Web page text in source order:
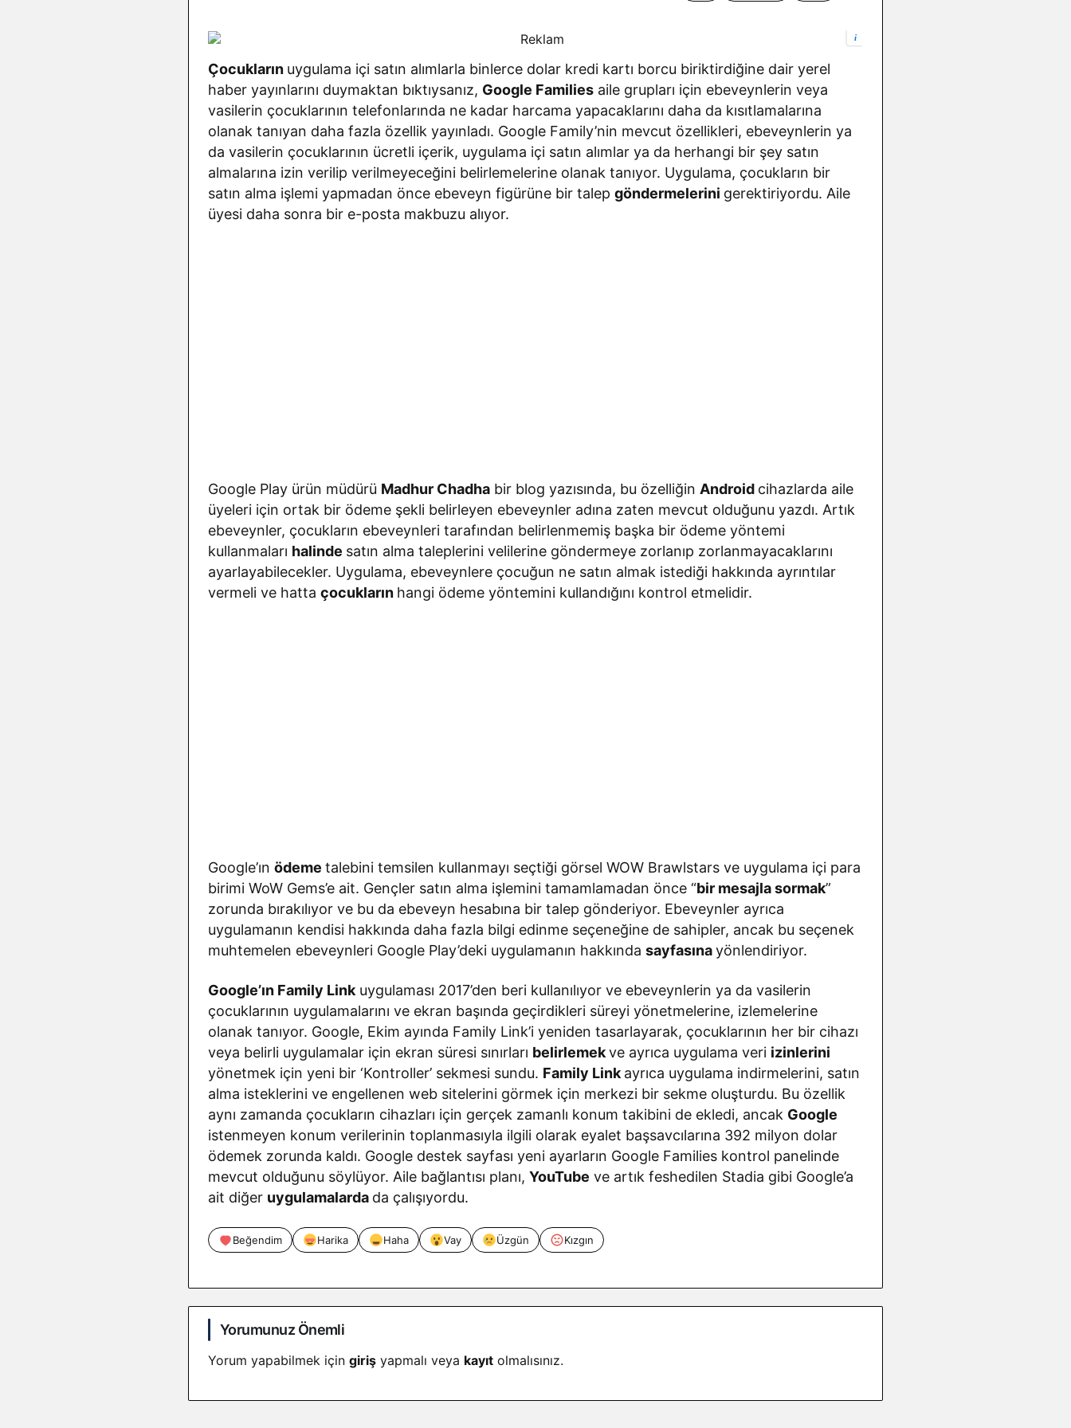
i
Çocukların uygulama içi satın alımlarla binlerce dolar kredi kartı borcu biriktirdiğine dair yerel
haber yayınlarını duymaktan bıktıysanız, Google Families aile grupları için ebeveynlerin veya
vasilerin çocuklarının telefonlarında ne kadar harcama yapacaklarını daha da kısıtlamalarına
olanak tanıyan daha fazla özellik yayınladı. Google Family’nin mevcut özellikleri, ebeveynlerin ya
da vasilerin çocuklarının ücretli içerik, uygulama içi satın alımlar ya da herhangi bir şey satın
almalarına izin verilip verilmeyeceğini belirlemelerine olanak tanıyor. Uygulama, çocukların bir
satın alma işlemi yapmadan önce ebeveyn figürüne bir talepgöndermelerini gerektiriyordu. Aile
üyesi daha sonra bir e-posta makbuzu alıyor.
Google Play ürün müdürü Madhur Chadha bir blog yazısında, bu özelliğin Android cihazlarda aile
üyeleri için ortak bir ödeme şekli belirleyen ebeveynler adına zaten mevcut olduğunu yazdı. Artık
ebeveynler, çocukların ebeveynleri tarafından belirlenmemiş başka bir ödeme yöntemi
kullanmaları halinde satın alma taleplerini velilerine göndermeye zorlanıp zorlanmayacaklarını
ayarlayabilecekler. Uygulama, ebeveynlere çocuğun ne satın almak istediği hakkında ayrıntılar
vermeli ve hattaçocukların hangi ödeme yöntemini kullandığını kontrol etmelidir.
Google’ınödemetalebini temsilen kullanmayı seçtiği görsel WOW Brawlstars ve uygulama içi para
birimi WoW Gems’e ait. Gençler satın alma işlemini tamamlamadan önce “bir mesajla sormak”
zorunda bırakılıyor ve bu da ebeveyn hesabına bir talep gönderiyor. Ebeveynler ayrıca
uygulamanın kendisi hakkında daha fazla bilgi edinme seçeneğine de sahipler, ancak bu seçenek
muhtemelen ebeveynleri Google Play’deki uygulamanın hakkındasayfasınayönlendiriyor.
Google’ın Family Link uygulaması 2017’den beri kullanılıyor ve ebeveynlerin ya da vasilerin
çocuklarının uygulamalarını ve ekran başında geçirdikleri süreyi yönetmelerine, izlemelerine
olanak tanıyor. Google, Ekim ayında Family Link’i yeniden tasarlayarak, çocuklarının her bir cihazı
veya belirli uygulamalar için ekran süresi sınırları belirlemekve ayrıca uygulama veri izinlerini
yönetmek için yeni bir ‘Kontroller’ sekmesi sundu. Family Link ayrıca uygulama indirmelerini, satın
alma isteklerini ve engellenen web sitelerini görmek için merkezi bir sekme oluşturdu. Bu özellik
aynı zamanda çocukların cihazları için gerçek zamanlı konum takibini de ekledi, ancak Google
istenmeyen konum verilerinin toplanmasıyla ilgili olarak eyalet başsavcılarına 392 milyon dolar
ödemek zorunda kaldı. Google destek sayfası yeni ayarların Google Families kontrol panelinde
mevcut olduğunu söylüyor. Aile bağlantısı planı,YouTube ve artık feshedilen Stadia gibi Google’a
ait diğer uygulamalarda da çalışıyordu.
Beğendim Harika Haha Vay Üzgün Kızgın
Yorumunuz Önemli
Yorum yapabilmek için giriş yapmalı veya kayıt olmalısınız.